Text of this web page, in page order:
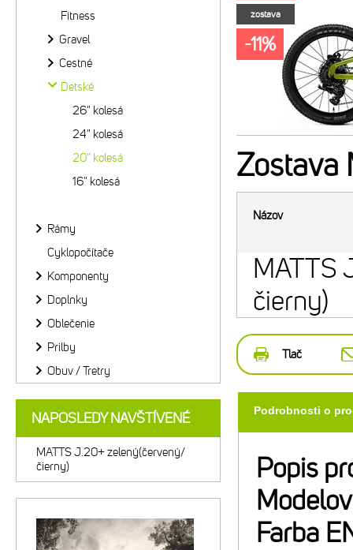
zostava
-11%
Zostava
Názov
MATTS
čierny)
Tlač
Podrobnosti o
Popis
Farba
Fitness
Gravel
Cestné
Detské
26" kolesá
24" kolesá
20" kolesá
16" kolesá
Rámy
Cyklopočítače
Komponenty
Doplnky
Oblečenie
Prilby
Obuv / Tretry
NAPOSLEDY NAVŠTÍVENÉ
MATTS J.20+ zelený(červený/
čierny)